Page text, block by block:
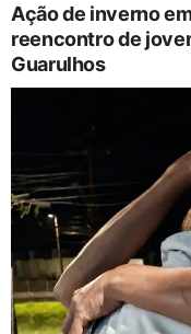
Ação de inverno
reencontro de
Guarulhos